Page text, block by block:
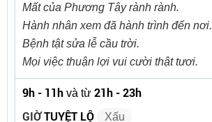
Mất của Phương Tây rành rành.
Hành nhân xem đã hành trình đến nơi.
Bệnh tật sửa lễ cầu trời.
Mọi việc thuận lợi vui cười thật tươi.
9h - 11h và từ 21h - 23h
GIỜTUYỆT LỘ
Xấu